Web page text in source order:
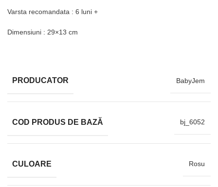
Varsta recomandata : 6 luni +
Dimensiuni : 29×13 cm
PRODUCATOR BabyJem
COD PRODUS DE BAZĂ bj_6052
CULOARE Rosu